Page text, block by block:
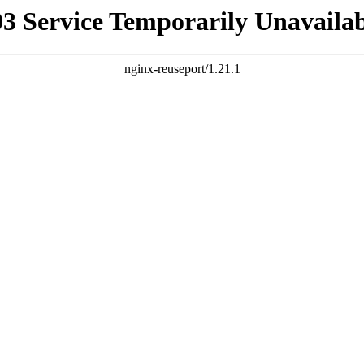
Service Temporarily
nginx-reuseport/1.21.1